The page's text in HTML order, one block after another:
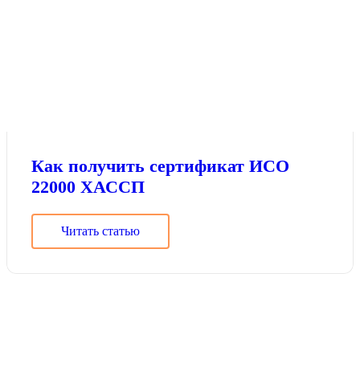
Как получить сертификат ИСО
22000 ХАССП
Читать статью